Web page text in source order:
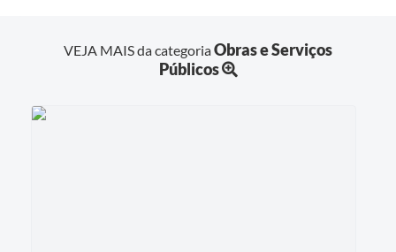
VEJA MAIS da categoriaObras e Serviços
Públicos